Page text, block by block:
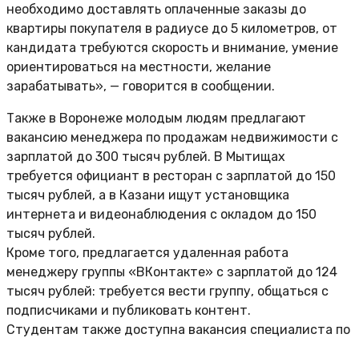
необходимо доставлять оплаченные заказы до
квартиры покупателя в радиусе до 5 километров, от
кандидата требуются скорость и внимание, умение
ориентироваться на местности, желание
зарабатывать», — говорится в сообщении.
Также в Воронеже молодым людям предлагают
вакансию менеджера по продажам недвижимости с
зарплатой до 300 тысяч рублей. В Мытищах
требуется официант в ресторан с зарплатой до 150
тысяч рублей, а в Казани ищут установщика
интернета и видеонаблюдения с окладом до 150
тысяч рублей.
Кроме того, предлагается удаленная работа
менеджеру группы «ВКонтакте» с зарплатой до 124
тысяч рублей: требуется вести группу, общаться с
подписчиками и публиковать контент.
Студентам также доступна вакансия специалиста по